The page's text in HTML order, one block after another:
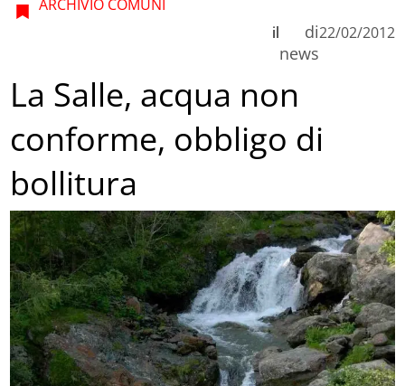
ARCHIVIO COMUNI
di
news
il 22/02/2012
La Salle, acqua non
conforme, obbligo di
bollitura